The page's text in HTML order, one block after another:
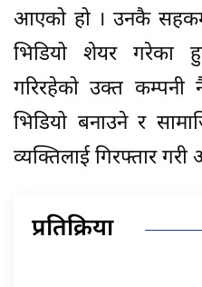
आएको हो । उनकै
भिडियो शेयर गरेका
गरिरहेको उक्त
भिडियो बनाउने र
व्यक्तिलाई गिरफ्तार
प्रतिक्रिया